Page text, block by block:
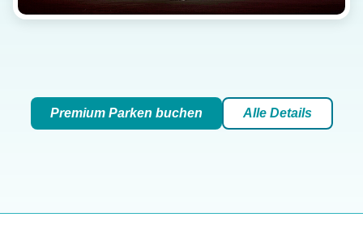
Premium Parken buchen Alle Details